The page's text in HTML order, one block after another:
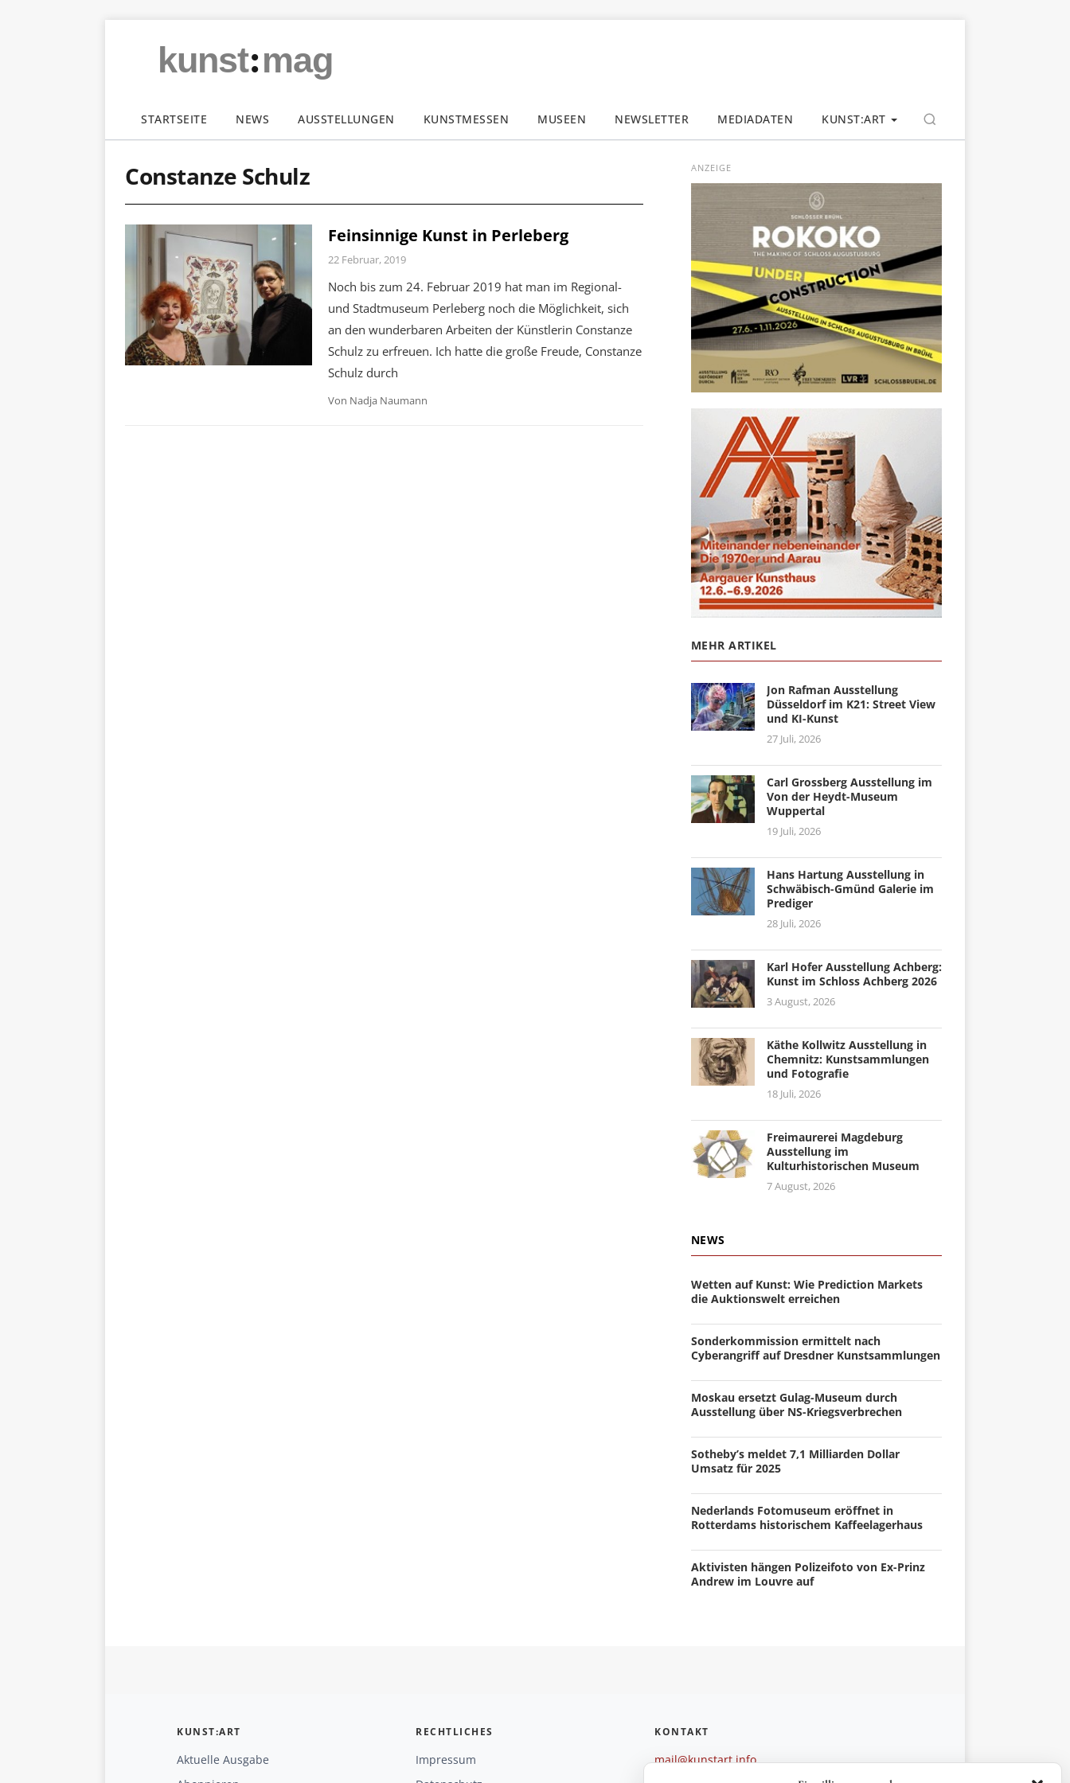
kunst:mag
STARTSEITE NEWS AUSSTELLUNGEN KUNSTMESSEN MUSEEN NEWSLETTER MEDIADATEN KUNST:ART
Constanze Schulz
Feinsinnige Kunst in Perleberg
22 Februar, 2019
Noch bis zum 24. Februar 2019 hat man im Regional-
und Stadtmuseum Perleberg noch die Möglichkeit, sich
an den wunderbaren Arbeiten der Künstlerin Constanze
Schulz zu erfreuen. Ich hatte die große Freude, Constanze
Schulz durch
Von Nadja Naumann
ANZEIGE
MEHR ARTIKEL
Jon Rafman Ausstellung
Düsseldorf im K21: Street View
und KI-Kunst
27 Juli, 2026
Carl Grossberg Ausstellung im
Von der Heydt-Museum
Wuppertal
19 Juli, 2026
Hans Hartung Ausstellung in
Schwäbisch-Gmünd Galerie im
Prediger
28 Juli, 2026
Karl Hofer Ausstellung Achberg:
Kunst im Schloss Achberg 2026
3 August, 2026
Käthe Kollwitz Ausstellung in
Chemnitz: Kunstsammlungen
und Fotografie
18 Juli, 2026
Freimaurerei Magdeburg
Ausstellung im
Kulturhistorischen Museum
7 August, 2026
NEWS
Wetten auf Kunst: Wie Prediction Markets
die Auktionswelt erreichen
Sonderkommission ermittelt nach
Cyberangriff auf Dresdner Kunstsammlungen
Moskau ersetzt Gulag-Museum durch
Ausstellung über NS-Kriegsverbrechen
Sotheby’s meldet 7,1 Milliarden Dollar
Umsatz für 2025
Nederlands Fotomuseum eröffnet in
Rotterdams historischem Kaffeelagerhaus
Aktivisten hängen Polizeifoto von Ex-Prinz
Andrew im Louvre auf
KUNST:ART
Aktuelle Ausgabe
RECHTLICHES
Impressum
KONTAKT
mail@kunstart.info